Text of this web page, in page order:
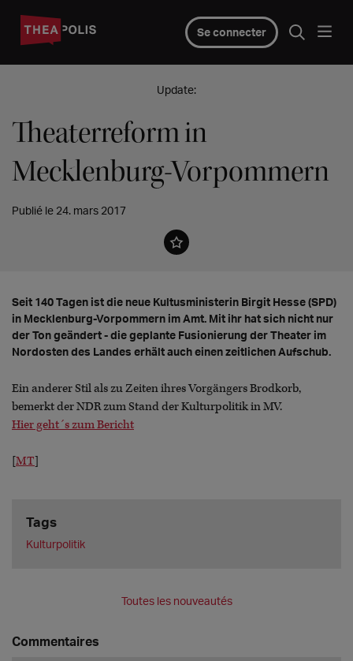
Se connecter
Update:
Theaterreform in
Mecklenburg-Vorpommern
Publié le 24. mars 2017
Seit 140 Tagen ist die neue Kultusministerin Birgit Hesse (SPD)
in Mecklenburg-Vorpommern im Amt. Mit ihr hat sich nicht nur
der Ton geändert - die geplante Fusionierung der Theater im
Nordosten des Landes erhält auch einen zeitlichen Aufschub.
Ein anderer Stil als zu Zeiten ihres Vorgängers Brodkorb,
bemerkt der NDR zum Stand der Kulturpolitik in MV.
Hier geht´s zum Bericht
[MT]
Tags
Kulturpolitik
Toutes les nouveautés
Commentaires